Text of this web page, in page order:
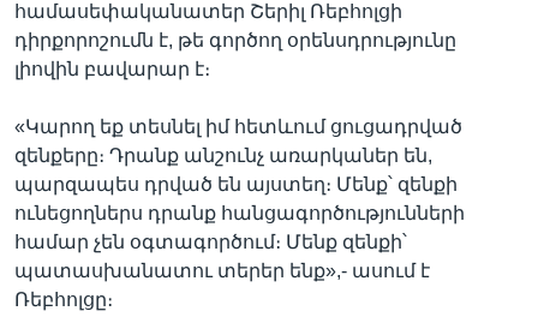
համասեփականատեր Շերիլ Ռեբհոլցի
դիրքորոշումն է, թե գործող օրենսդրությունը
լիովին բավարար է։
«Կարող եք տեսնել իմ հետևում ցուցադրված
զենքերը։ Դրանք անշունչ առարկաներ են,
պարզապես դրված են այստեղ։ Մենք՝ զենքի
ունեցողներս դրանք հանցագործությունների
համար չեն օգտագործում։ Մենք զենքի՝
պատասխանատու տերեր ենք»,- ասում է
Ռեբհոլցը։